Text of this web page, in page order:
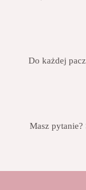
Do każdej
Masz